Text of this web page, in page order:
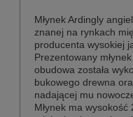
Młynek Ardingly
znanej na rynkach
producenta wysokiej
Prezentowany
obudowa została
bukowego drewna
nadającej mu
Młynek ma